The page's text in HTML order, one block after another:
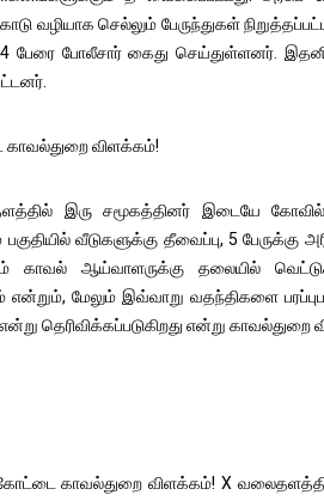
வழியாக செல்லும் பேருந்துகள்
பேரை போலீசார் கைது செய்துள்ளனர்.
காவல்துறை விளக்கம்!
இரு சமூகத்தினர் இடையே கோவில்
பகுதியில் வீடுகளுக்கு தீவைப்பு, 5
காவல் ஆய்வாளருக்கு தலையில்
மேலும் இவ்வாறு வதந்திகளை
தெரிவிக்கப்படுகிறது என்று காவல்துறை
காவல்துறை விளக்கம்! X